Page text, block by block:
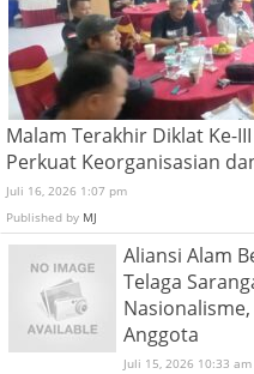
Malam Terakhir Diklat Ke-
Perkuat Keorganisasian
Juli 16, 2026 1:07 pm
Published by MJ
Aliansi Alam
Telaga
Anggota
Juli 15, 2026 10:33 am